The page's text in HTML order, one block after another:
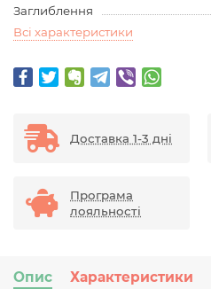
Заглиблення
Всі характеристики
Доставка 1-3 дні
Програма
лояльності
Опис Характеристики